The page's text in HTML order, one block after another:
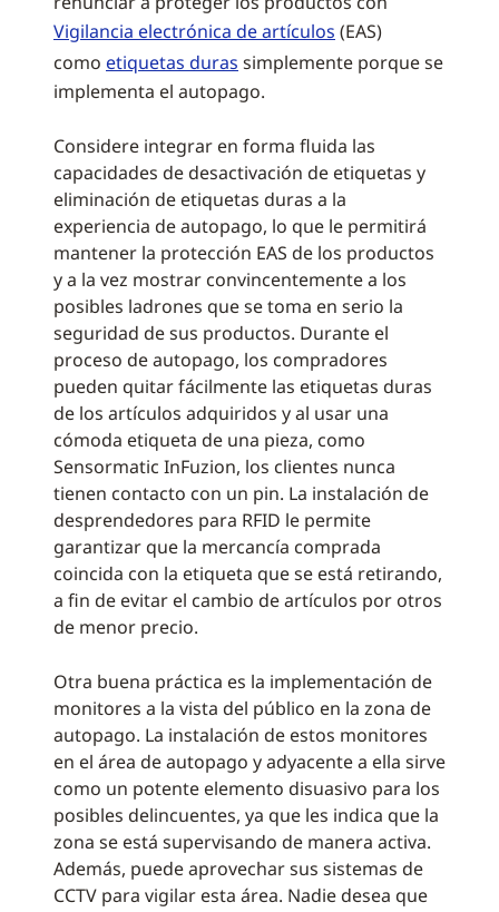
Vigilancia electrónica de artículos (EAS)
como etiquetas duras simplemente porque se
implementa el autopago.
Considere integrar en forma fluida las
capacidades de desactivación de etiquetas y
eliminación de etiquetas duras a la
experiencia de autopago, lo que le permitirá
mantener la protección EAS de los productos
y a la vez mostrar convincentemente a los
posibles ladrones que se toma en serio la
seguridad de sus productos. Durante el
proceso de autopago, los compradores
pueden quitar fácilmente las etiquetas duras
de los artículos adquiridos y al usar una
cómoda etiqueta de una pieza, como
Sensormatic InFuzion, los clientes nunca
tienen contacto con un pin. La instalación de
desprendedores para RFID le permite
garantizar que la mercancía comprada
coincida con la etiqueta que se está retirando,
a fin de evitar el cambio de artículos por otros
de menor precio.
Otra buena práctica es la implementación de
monitores a la vista del público en la zona de
autopago. La instalación de estos monitores
en el área de autopago y adyacente a ella sirve
como un potente elemento disuasivo para los
posibles delincuentes, ya que les indica que la
zona se está supervisando de manera activa.
Además, puede aprovechar sus sistemas de
CCTV para vigilar esta área. Nadie desea que